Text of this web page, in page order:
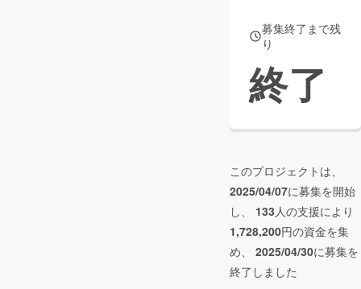
募集終了まで残
り
終了
このプロジェクトは、
2025/04/07に募集を開始
し、 133人の支援により
1,728,200円の資金を集
め、 2025/04/30に募集を
終了しました